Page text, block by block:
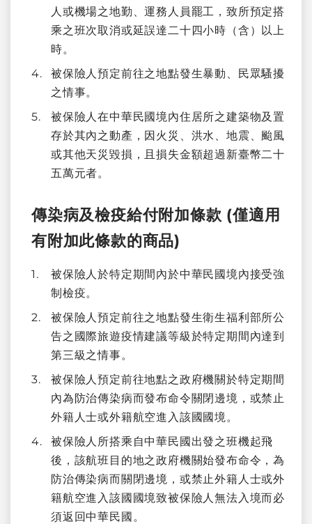
人或機場之地勤、運務人員罷工，致所預定搭
乘之班次取消或延誤達二十四小時（含）以上
時。
被保險人預定前往之地點發生暴動、民眾騷擾
之情事。
被保險人在中華民國境內住居所之建築物及置
存於其內之動產，因火災、洪水、地震、颱風
或其他天災毀損，且損失金額超過新臺幣二十
五萬元者。
傳染病及檢疫給付附加條款 (僅適用
有附加此條款的商品)
被保險人於特定期間內於中華民國境內接受強
制檢疫。
被保險人預定前往之地點發生衛生福利部所公
告之國際旅遊疫情建議等級於特定期間內達到
第三級之情事。
被保險人預定前往地點之政府機關於特定期間
內為防治傳染病而發布命令關閉邊境，或禁止
外籍人士或外籍航空進入該國國境。
被保險人所搭乘自中華民國出發之班機起飛
後，該航班目的地之政府機關始發布命令，為
防治傳染病而關閉邊境，或禁止外籍人士或外
籍航空進入該國國境致被保險人無法入境而必
須返回中華民國。